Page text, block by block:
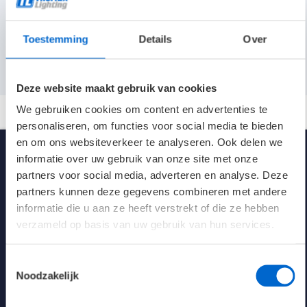
Toestemming Details Over
Deze website maakt gebruik van cookies
We gebruiken cookies om content en advertenties te
personaliseren, om functies voor social media te bieden
en om ons websiteverkeer te analyseren. Ook delen we
informatie over uw gebruik van onze site met onze
partners voor social media, adverteren en analyse. Deze
partners kunnen deze gegevens combineren met andere
informatie die u aan ze heeft verstrekt of die ze hebben
verzameld op basis van uw gebruik van hun services.
Noodzakelijk
Spanning 230V AC/DC
Afmetingen Ø206 x 118 mm
Thorlux led-guide
Aansluitwaarden (max. armaturen per groep)